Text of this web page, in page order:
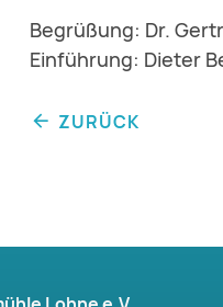
Begrüßung: Dr.
Einführung: Dieter
ZURÜCK